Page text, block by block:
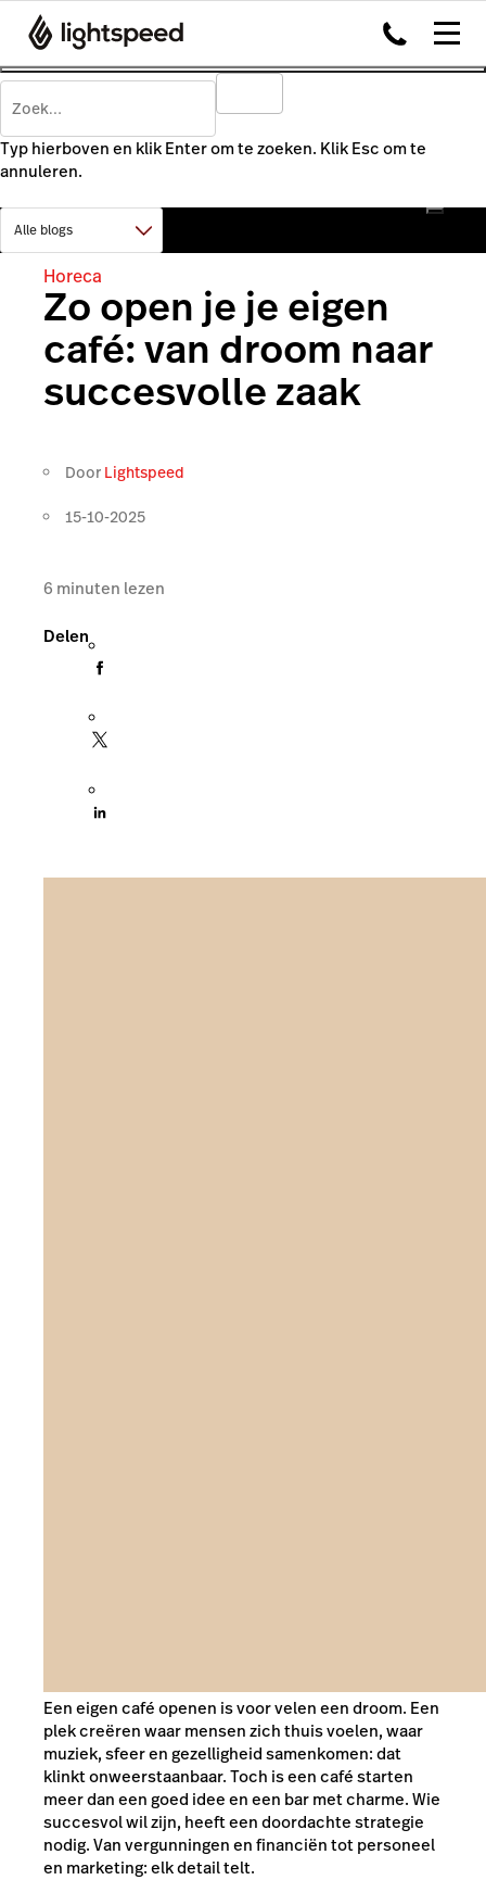
Typ hierboven en klik Enter om te zoeken. Klik Esc om te
annuleren.
Horeca
Zo open je je eigen
café: van droom naar
succesvolle zaak
Door Lightspeed
15-10-2025
6 minuten lezen
Delen
Een eigen café openen is voor velen een droom. Een
plek creëren waar mensen zich thuis voelen, waar
muziek, sfeer en gezelligheid samenkomen: dat
klinkt onweerstaanbaar. Toch is een café starten
meer dan een goed idee en een bar met charme. Wie
succesvol wil zijn, heeft een doordachte strategie
nodig. Van vergunningen en financiën tot personeel
en marketing: elk detail telt.